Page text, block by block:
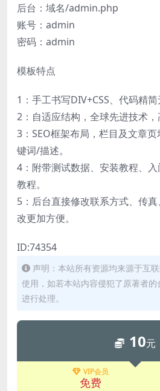
后台：域名/admin.php
账号：admin
密码：admin
模板特点
1：手工书写DIV+CSS、代码精简
2：自适应结构，全球先进技术，
3：SEO框架布局，栏目及文章
键词/描述。
4：附带测试数据、安装教程、
教程。
5：后台直接修改联系方式、传
改更加方便。
ID:74354
声明：本站所有资源均来源于互
使用，如若本站内容侵犯了原著者
进行处理。
10元
VIP会员
免费